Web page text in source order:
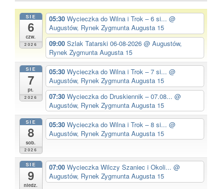
SIE
6
czw.
2026
05:30 Wycieczka do Wilna i Trok – 6 si... @
Augustów, Rynek Zygmunta Augusta 15
09:00 Szlak Tatarski 06-08-2026 @ Augustów,
Rynek Zygmunta Augusta 15
SIE
7
pt.
2026
05:30 Wycieczka do Wilna i Trok – 7 si... @
Augustów, Rynek Zygmunta Augusta 15
07:30 Wycieczka do Druskiennik – 07.08... @
Augustów, Rynek Zygmunta Augusta 15
SIE
8
sob.
2026
05:30 Wycieczka do Wilna i Trok – 8 si... @
Augustów, Rynek Zygmunta Augusta 15
SIE
9
niedz.
07:00 Wycieczka Wilczy Szaniec i Okoli... @
Augustów, Rynek Zygmunta Augusta 15